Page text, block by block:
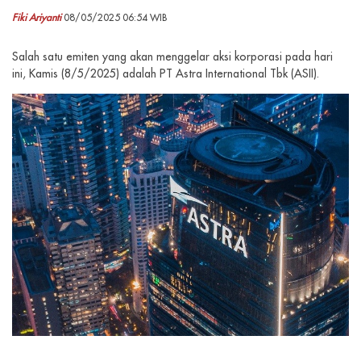
Fiki Ariyanti08/05/2025 06:54 WIB
Salah satu emiten yang akan menggelar aksi korporasi pada hari
ini, Kamis (8/5/2025) adalah PT Astra International Tbk (ASII).